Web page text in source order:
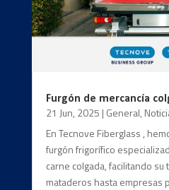
Furgón de mercancía
21 Jun, 2025 | General,
En Tecnove Fiberglass ,
furgón frigorífico
carne colgada, facilitando
mataderos hasta empresas